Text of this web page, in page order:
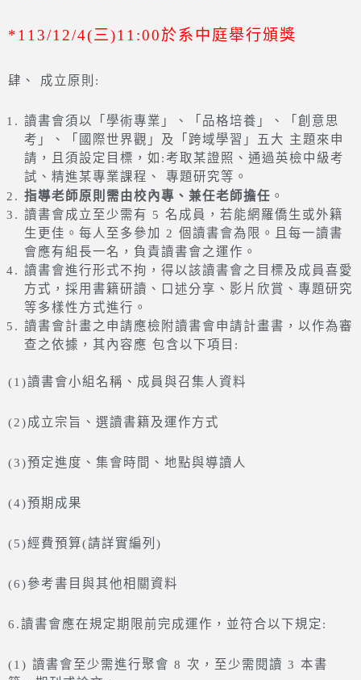
*113/12/4(三)11:00於系中庭舉行頒獎
肆、 成立原則:
讀書會須以「學術專業」、「品格培養」、「創意思
考」、「國際世界觀」及「跨域學習」五大 主題來申
請，且須設定目標，如:考取某證照、通過英檢中級考
試、精進某專業課程、 專題研究等。
指導老師原則需由校內專、兼任老師擔任 。
讀書會成立至少需有 5 名成員，若能網羅僑生或外籍
生更佳。每人至多參加 2 個讀書會為限。且每一讀書
會應有組長一名，負責讀書會之運作。
讀書會進行形式不拘，得以該讀書會之目標及成員喜愛
方式，採用書籍研讀、口述分享、影片欣賞、專題研究
等多樣性方式進行。
讀書會計畫之申請應檢附讀書會申請計畫書，以作為審
查之依據，其內容應 包含以下項目:
(1)讀書會小組名稱、成員與召集人資料
(2)成立宗旨、選讀書籍及運作方式
(3)預定進度、集會時間、地點與導讀人
(4)預期成果
(5)經費預算(請詳實編列)
(6)參考書目與其他相關資料
6.讀書會應在規定期限前完成運作，並符合以下規定:
(1) 讀書會至少需進行聚會 8 次，至少需閱讀 3 本書